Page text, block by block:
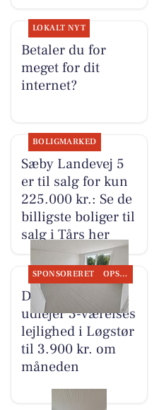
LOKALT NYT
Betaler du for
meget for dit
internet?
BOLIGMARKED
Sæby Landevej 5
er til salg for kun
225.000 kr.: Se de
billigste boliger til
salg i Tårs her
SPONSORERET OPSLAGSTAVLEN
DanSeb ApS
udlejer 3-værelses
lejlighed i Løgstør
til 3.900 kr. om
måneden